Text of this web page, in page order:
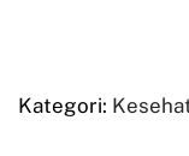
Kategori: